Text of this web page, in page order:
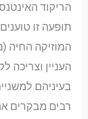
הריקוד
תופעה זו
המוזיקה החיה
העניין וצריכה
בעיניהם
רבים מבקרים